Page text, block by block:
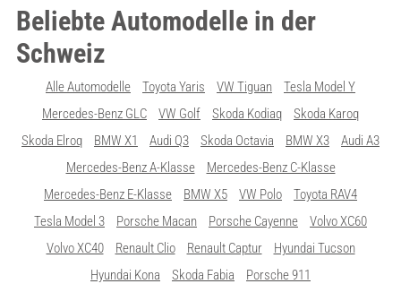
Beliebte Automodelle in der
Schweiz
Alle Automodelle Toyota Yaris VW Tiguan
Tesla Model Y
Mercedes-Benz GLC
VW Golf Skoda Kodiaq
Skoda Karoq
Skoda Elroq
BMW X1 Audi Q3 Skoda Octavia BMW X3
Audi A3
Mercedes-Benz A-Klasse
Mercedes-Benz C-Klasse
Mercedes-Benz E-Klasse
BMW X5 VW Polo
Toyota RAV4
Tesla Model 3
Porsche Macan Porsche Cayenne
Volvo XC60
Volvo XC40
Renault Clio Renault Captur
Hyundai Tucson
Hyundai Kona
Skoda Fabia Porsche 911